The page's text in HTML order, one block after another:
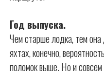
Год выпуска.
Чем старше лодка, тем
яхтах, конечно,
поломок выше. Но и